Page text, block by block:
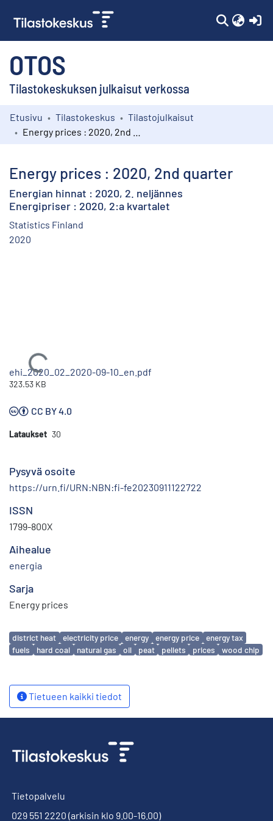
OTOS
Tilastokeskuksen julkaisut verkossa
Kokoelmat
Etusivu Tilastokeskus
Tilastojulkaisut
Energy prices : 2020, 2nd quarter
Energian hinnat : 2020, 2. neljännes
Energipriser : 2020, 2:a kvartalet
Statistics Finland
2020
Ladataan...
ehi_2020_02_2020-09-10_en.pdf
323.53 KB
CC BY 4.0
Lataukset 30
Pysyvä osoite
https://urn.fi/URN:NBN:fi-fe20230911122722
ISSN
1799-800X
Aihealue
energia
Sarja
Energy prices
Avainsanat
district heat electricity price energy energy price
energy tax
fuels
hard coal natural gas oil peat pellets prices wood chip
Tietueen kaikki tiedot
Tietopalvelu
029 551 2220 (arkisin klo 9.00-16.00)